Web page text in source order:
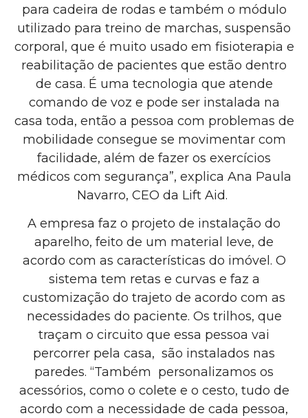
para cadeira de rodas e também o módulo
utilizado para treino de marchas, suspensão
corporal, que é muito usado em fisioterapia e
reabilitação de pacientes que estão dentro
de casa. É uma tecnologia que atende
comando de voz e pode ser instalada na
casa toda, então a pessoa com problemas de
mobilidade consegue se movimentar com
facilidade, além de fazer os exercícios
médicos com segurança”, explica Ana Paula
Navarro, CEO da Lift Aid.
A empresa faz o projeto de instalação do
aparelho, feito de um material leve, de
acordo com as características do imóvel. O
sistema tem retas e curvas e faz a
customização do trajeto de acordo com as
necessidades do paciente. Os trilhos, que
traçam o circuito que essa pessoa vai
percorrer pela casa, são instalados nas
paredes. “Também personalizamos os
acessórios, como o colete e o cesto, tudo de
acordo com a necessidade de cada pessoa,